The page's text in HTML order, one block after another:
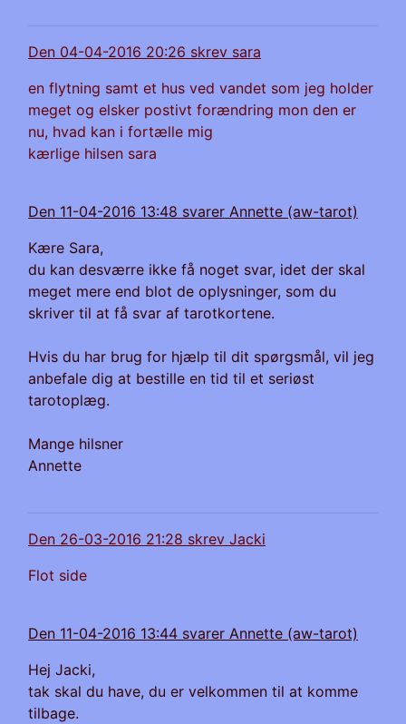
Den 04-04-2016 20:26 skrev sara
en flytning samt et hus ved vandet som jeg holder
meget og elsker postivt forændring mon den er
nu, hvad kan i fortælle mig
kærlige hilsen sara
Den 11-04-2016 13:48 svarer Annette (aw-tarot)
Kære Sara,
du kan desværre ikke få noget svar, idet der skal
meget mere end blot de oplysninger, som du
skriver til at få svar af tarotkortene.
Hvis du har brug for hjælp til dit spørgsmål, vil jeg
anbefale dig at bestille en tid til et seriøst
tarotoplæg.
Mange hilsner
Annette
Den 26-03-2016 21:28 skrev Jacki
Flot side
Den 11-04-2016 13:44 svarer Annette (aw-tarot)
Hej Jacki,
tak skal du have, du er velkommen til at komme
tilbage.